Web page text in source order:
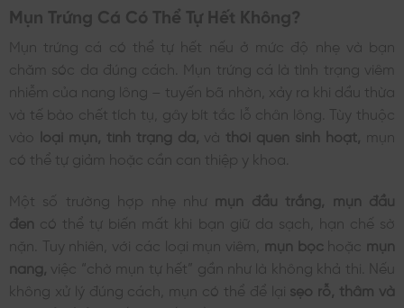
Mụn Trứng Cá Có Thể Tự Hết Không?
Mụn trứng cá có thể tự hết nếu ở mức độ nhẹ và bạn
chăm sóc da đúng cách. Mụn trứng cá là tình trạng viêm
nhiễm của nang lông – tuyến bã nhờn, xảy ra khi dầu thừa
và tế bào chết tích tụ, gây bít tắc lỗ chân lông. Tùy thuộc
vào
loại mụn, tình trạng da, và thói quen sinh hoạt,
mụn
có thể tự giảm hoặc cần can thiệp y khoa.
Một số trường hợp nhẹ như mụn đầu trắng, mụn đầu
đen
có thể tự biến mất khi bạn giữ da sạch, hạn chế sờ
nặn. Tuy nhiên, với các loại mụn viêm,
mụn bọc hoặc
mụn
nang,
việc “chờ mụn tự hết” gần như là không khả thi. Nếu
không xử lý đúng cách, mụn có thể để lại sẹo rỗ, thâm và